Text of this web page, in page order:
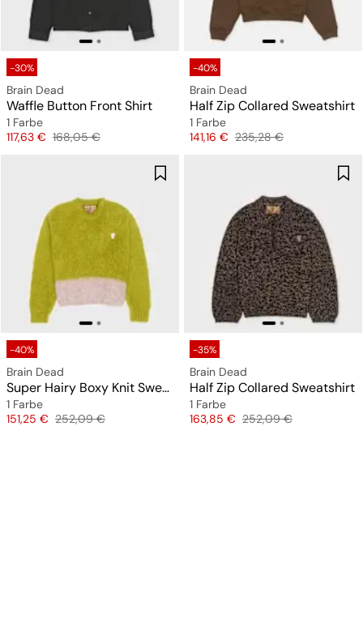
-30%
Brain Dead
Waffle Button Front Shirt
1 Farbe
Preis
117,63 € Originalpreis
168,05 €
-40%
Brain Dead
Half Zip Collared Sweatshirt
1 Farbe
Preis
141,16 € Originalpreis
235,28 €
-40%
Brain Dead
Super Hairy Boxy Knit Sweater
1 Farbe
Preis
151,25 € Originalpreis
252,09 €
-35%
Brain Dead
Half Zip Collared Sweatshirt
1 Farbe
Preis
163,85 € Originalpreis
252,09 €